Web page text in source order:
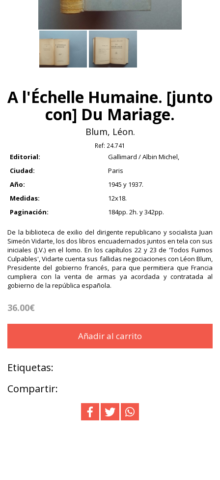
A l'Échelle Humaine. [junto
con] Du Mariage.
Blum, Léon.
Ref: 24.741
Editorial:
Gallimard / Albin Michel,
Ciudad:
Paris
Año:
1945 y 1937.
Medidas:
12x18.
Paginación:
184pp. 2h. y 342pp.
De la biblioteca de exilio del dirigente republicano y socialista Juan
Simeón Vidarte, los dos libros encuadernados juntos en tela con sus
iniciales (J.V.) en el lomo. En los capítulos 22 y 23 de 'Todos Fuimos
Culpables', Vidarte cuenta sus fallidas negociaciones con Léon Blum,
Presidente del gobierno francés, para que permitiera que Francia
cumpliera con la venta de armas ya acordada y contratada al
gobierno de la república española.
36.00€
Añadir al carrito
Etiquetas:
Compartir: